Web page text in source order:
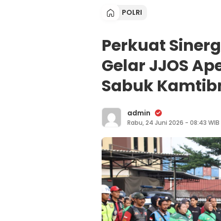
POLRI
Perkuat
Gelar JJOS
Sabuk
admin
Rabu, 24 Juni 2026 - 08:43 WIB